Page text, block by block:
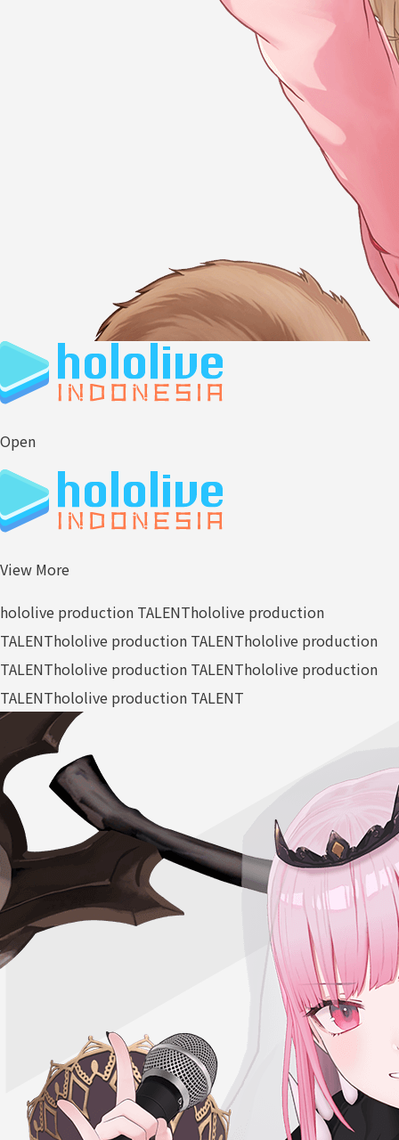
Open
View More
hololive production TALENThololive production
TALENThololive production TALENThololive production
TALENThololive production TALENThololive production
TALENThololive production TALENT